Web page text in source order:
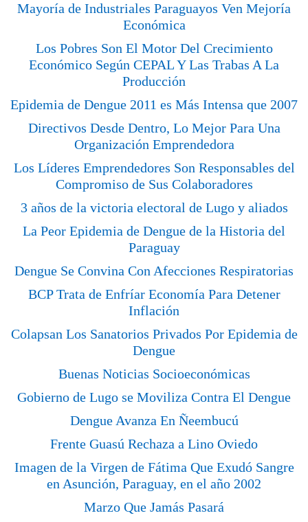
Mayoría de Industriales Paraguayos Ven Mejoría
Económica
Los Pobres Son El Motor Del Crecimiento
Económico Según CEPAL Y Las Trabas A La
Producción
Epidemia de Dengue 2011 es Más Intensa que 2007
Directivos Desde Dentro, Lo Mejor Para Una
Organización Emprendedora
Los Líderes Emprendedores Son Responsables del
Compromiso de Sus Colaboradores
3 años de la victoria electoral de Lugo y aliados
La Peor Epidemia de Dengue de la Historia del
Paraguay
Dengue Se Convina Con Afecciones Respiratorias
BCP Trata de Enfríar Economía Para Detener
Inflación
Colapsan Los Sanatorios Privados Por Epidemia de
Dengue
Buenas Noticias Socioeconómicas
Gobierno de Lugo se Moviliza Contra El Dengue
Dengue Avanza En Ñeembucú
Frente Guasú Rechaza a Lino Oviedo
Imagen de la Virgen de Fátima Que Exudó Sangre
en Asunción, Paraguay, en el año 2002
Marzo Que Jamás Pasará